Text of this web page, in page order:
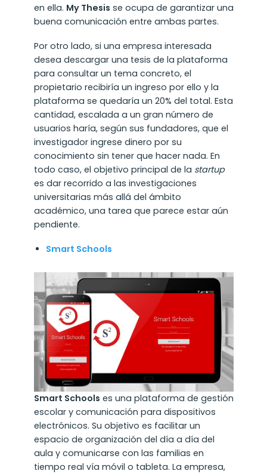
en ella. My Thesis se ocupa de garantizar una
buena comunicación entre ambas partes.
Por otro lado, si una empresa interesada
desea descargar una tesis de la plataforma
para consultar un tema concreto, el
propietario recibiría un ingreso por ello y la
plataforma se quedaría un 20% del total. Esta
cantidad, escalada a un gran número de
usuarios haría, según sus fundadores, que el
investigador ingrese dinero por su
conocimiento sin tener que hacer nada. En
todo caso, el objetivo principal de la startup
es dar recorrido a las investigaciones
universitarias más allá del ámbito
académico, una tarea que parece estar aún
pendiente.
Smart Schools
Smart Schools es una plataforma de gestión
escolar y comunicación para dispositivos
electrónicos. Su objetivo es facilitar un
espacio de organización del día a día del
aula y comunicarse con las familias en
tiempo real vía móvil o tableta. La empresa,